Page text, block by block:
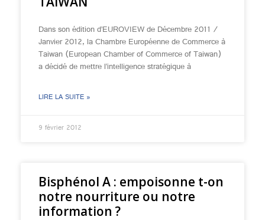
Dans son édition d’EUROVIEW de Décembre 2011 /
Janvier 2012, la Chambre Européenne de Commerce à
Taiwan (European Chamber of Commerce of Taiwan)
a décidé de mettre l’intelligence stratégique à
LIRE LA SUITE »
9 février 2012
Bisphénol A : empoisonne t-on
notre nourriture ou notre
information ?